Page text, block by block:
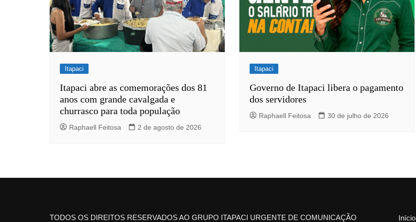
Itapaci
Itapaci abre as comemorações dos 81
anos com grande cavalgada e
churrasco para toda população
Raphaell Feitosa 2 de agosto de 2026
Itapaci
Governo de Itapaci libera o pagamento
dos servidores
Raphaell Feitosa 30 de julho de 2026
TODOS OS DIREITOS RESERVADOS AO GRUPO ITAPACI URGENTE DE COMUNICAÇÃO Início